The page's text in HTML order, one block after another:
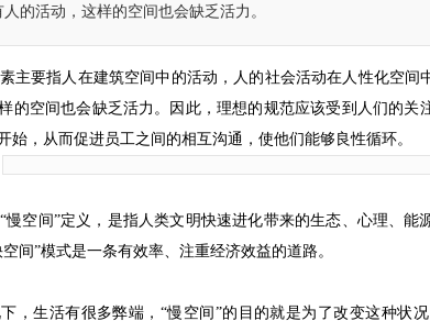
的活动，这样的空间也会缺乏活力。
主要指人在建筑空间中的活动，人的社会活动在人性化空
的空间也会缺乏活力。因此，理想的规范应该受到人们的关
始，从而促进员工之间的相互沟通，使他们能够良性循环。
慢空间”定义，是指人类文明快速进化带来的生态、心理、
间”模式是一条有效率、注重经济效益的道路。
，生活有很多弊端，“慢空间”的目的就是为了改变这种状